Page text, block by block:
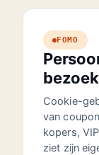
FOMO
Cookie-
van
kopers,
ziet zijn